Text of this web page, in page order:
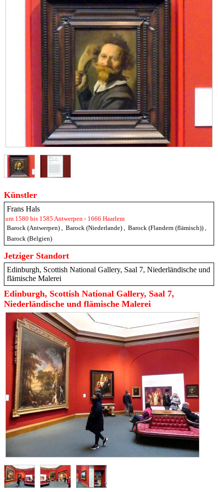
Künstler
Frans Hals
um 1580 bis 1585 Antwerpen - 1666 Haarlem
Barock (Antwerpen) , Barock (Niederlande) , Barock (Flandern (flämisch)) ,
Barock (Belgien)
Jetziger Standort
Edinburgh, Scottish National Gallery, Saal 7, Niederländische und
flämische Malerei
Edinburgh, Scottish National Gallery, Saal 7,
Niederländische und flämische Malerei